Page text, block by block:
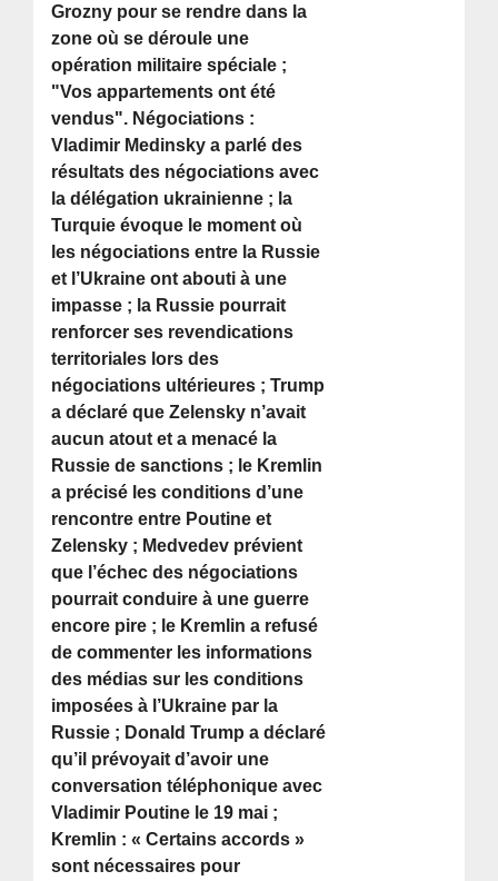
Grozny pour se rendre dans la
zone où se déroule une
opération militaire spéciale ;
"Vos appartements ont été
vendus". Négociations :
Vladimir Medinsky a parlé des
résultats des négociations avec
la délégation ukrainienne ; la
Turquie évoque le moment où
les négociations entre la Russie
et l’Ukraine ont abouti à une
impasse ; la Russie pourrait
renforcer ses revendications
territoriales lors des
négociations ultérieures ; Trump
a déclaré que Zelensky n’avait
aucun atout et a menacé la
Russie de sanctions ; le Kremlin
a précisé les conditions d’une
rencontre entre Poutine et
Zelensky ; Medvedev prévient
que l’échec des négociations
pourrait conduire à une guerre
encore pire ; le Kremlin a refusé
de commenter les informations
des médias sur les conditions
imposées à l’Ukraine par la
Russie ; Donald Trump a déclaré
qu’il prévoyait d’avoir une
conversation téléphonique avec
Vladimir Poutine le 19 mai ;
Kremlin : « Certains accords »
sont nécessaires pour